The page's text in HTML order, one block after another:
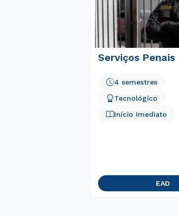
Serviços Penais
Tecnológico
Início Imediato
4 semestres
EAD